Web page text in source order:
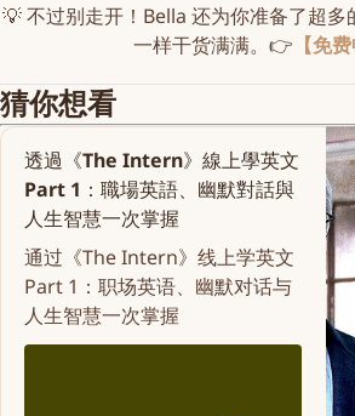
💡 不过别走开！Bella 还为你准备了超多
一样干货满满。👉 【免
猜你想看
透過《The Intern》線上學英文
Part 1：職場英語、幽默對話與
人生智慧一次掌握
通过《The Intern》线上学英文
Part 1：职场英语、幽默对话与
人生智慧一次掌握